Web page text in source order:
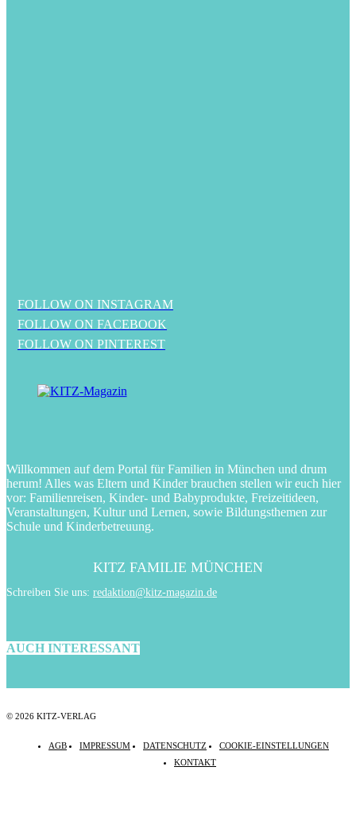
FOLLOW ON INSTAGRAM
FOLLOW ON FACEBOOK
FOLLOW ON PINTEREST
Willkommen auf dem Portal für Familien in München und drum
herum! Alles was Eltern und Kinder brauchen stellen wir euch hier
vor: Familienreisen, Kinder- und Babyprodukte, Freizeitideen,
Veranstaltungen, Kultur und Lernen, sowie Bildungsthemen zur
Schule und Kinderbetreuung.
KITZ FAMILIE MÜNCHEN
Schreiben Sie uns: redaktion@kitz-magazin.de
AUCH INTERESSANT
© 2026 KITZ-VERLAG
AGB IMPRESSUM DATENSCHUTZ
COOKIE-EINSTELLUNGEN
KONTAKT